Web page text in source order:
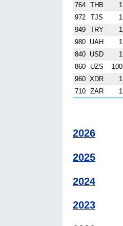
764
THB 1
972
TJS 1
949
TRY 1
980
UAH 1
840
USD 1
860
UZS 100
960 XDR 1
710
ZAR 1
2026
2025
2024
2023